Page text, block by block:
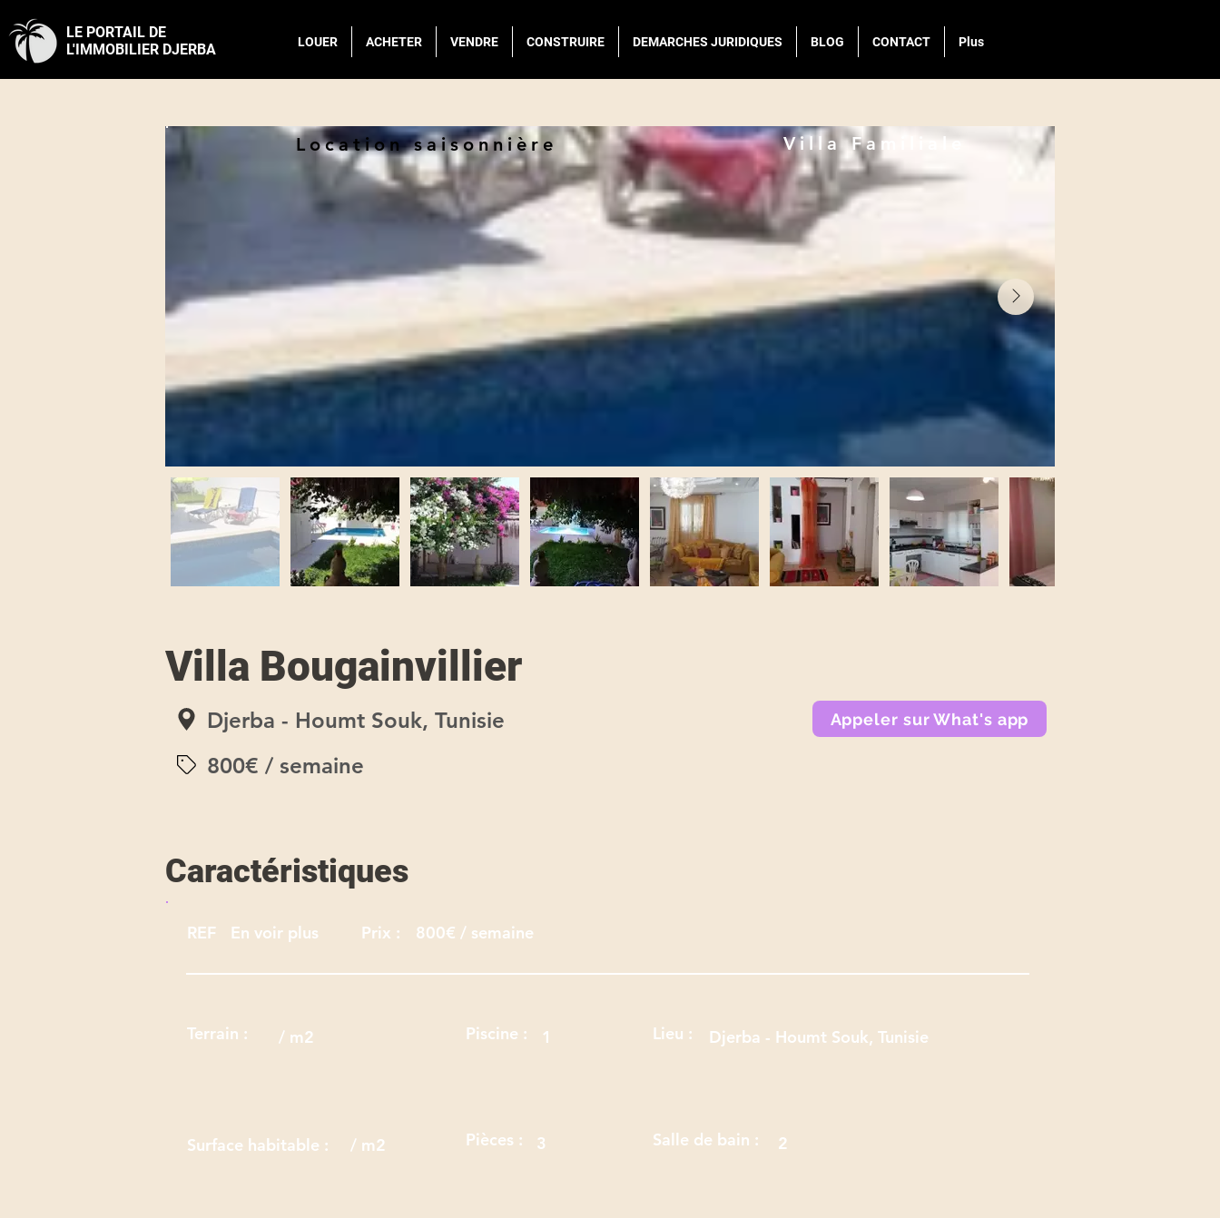
LE PORTAIL DE
L'IMMOBILIER DJERBA
LOUER ACHETER VENDRE CONSTRUIRE DEMARCHES JURIDIQUES BLOG CONTACT Plus
Location saisonnière Villa Familiale
Villa Bougainvillier
Djerba - Houmt Souk, Tunisie
800€ / semaine
Appeler sur What's app
Caractéristiques
REF En voir plus Prix : 800€ / semaine
Terrain : / m2
Surface habitable : / m2
Piscine : 1 Lieu : Djerba - Houmt Souk, Tunisie
Pièces : 3 Salle de bain : 2